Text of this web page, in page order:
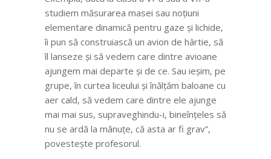
studiem măsurarea masei sau noțiuni
elementare dinamică pentru gaze și lichide,
îi pun să construiască un avion de hârtie, să
îl lanseze și să vedem care dintre avioane
ajungem mai departe și de ce. Sau ieșim, pe
grupe, în curtea liceului și înălțăm baloane cu
aer cald, să vedem care dintre ele ajunge
mai mai sus, supraveghindu-i, bineînțeles să
nu se ardă la mânuțe, că asta ar fi grav”,
povestește profesorul.